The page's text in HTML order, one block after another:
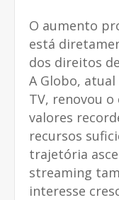
O aumento
está
dos direitos
A Globo,
TV, renovou
valores
recursos
trajetória
streaming
interesse